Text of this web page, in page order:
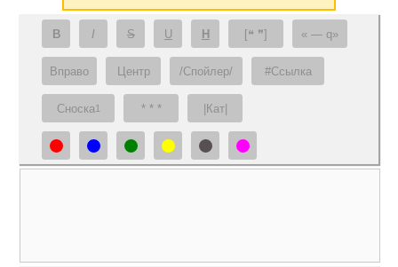
B I S U H [❝ ❞] — q
Вправо Центр /Спойлер/ #Ссылка
Сноска1 * * * |Кат|